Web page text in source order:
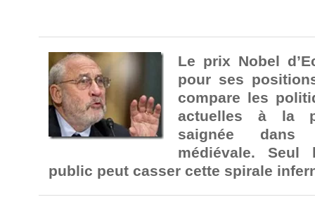
Le prix Nobel
pour ses
compare les
actuelles à la
saignée dans
médiévale. Seul
public peut casser cette spirale